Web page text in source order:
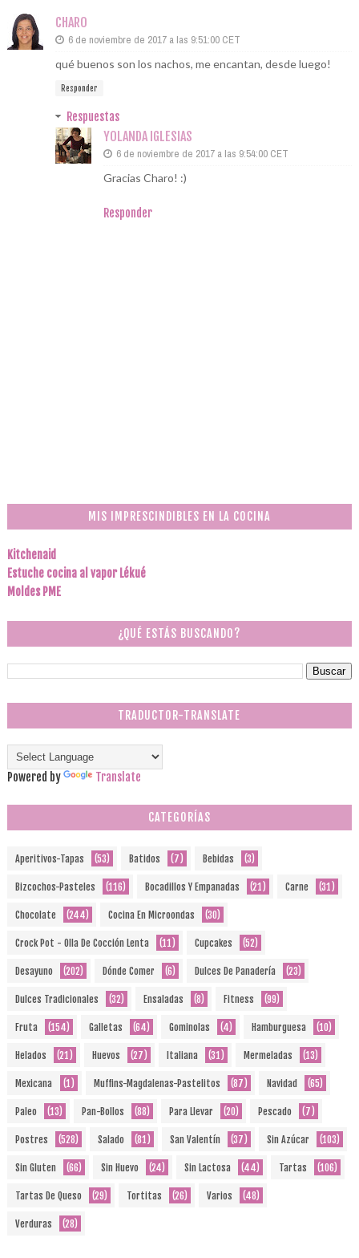
CHARO
6 de noviembre de 2017 a las 9:51:00 CET
qué buenos son los nachos, me encantan, desde luego!
Responder
Respuestas
YOLANDA IGLESIAS
6 de noviembre de 2017 a las 9:54:00 CET
Gracias Charo! :)
Responder
MIS IMPRESCINDIBLES EN LA COCINA
Kitchenaid
Estuche cocina al vapor Lékué
Moldes PME
¿QUÉ ESTÁS BUSCANDO?
TRADUCTOR-TRANSLATE
Powered by Translate
CATEGORÍAS
Aperitivos-Tapas (53) Batidos (7) Bebidas (3)
Bizcochos-Pasteles (116) Bocadillos Y Empanadas (21) Carne (31)
Chocolate (244) Cocina En Microondas (30)
Crock Pot - Olla De Cocción Lenta (11) Cupcakes (52)
Desayuno (202) Dónde Comer (6) Dulces De Panadería (23)
Dulces Tradicionales (32) Ensaladas (8) Fitness (99)
Fruta (154) Galletas (64) Gominolas (4) Hamburguesa (10)
Helados (21) Huevos (27) Italiana (31) Mermeladas (13)
Mexicana (1) Muffins-Magdalenas-Pastelitos (87) Navidad (65)
Paleo (13) Pan-Bollos (88) Para Llevar (20) Pescado (7)
Postres (528) Salado (81) San Valentín (37) Sin Azúcar (103)
Sin Gluten (66) Sin Huevo (24) Sin Lactosa (44) Tartas (106)
Tartas De Queso (29) Tortitas (26) Varios (48)
Verduras (28)